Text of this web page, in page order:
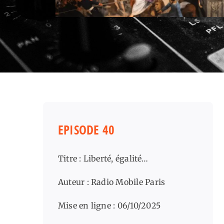
EPISODE 40
Titre : Liberté, égalité…
Auteur : Radio Mobile Paris
Mise en ligne : 06/10/2025